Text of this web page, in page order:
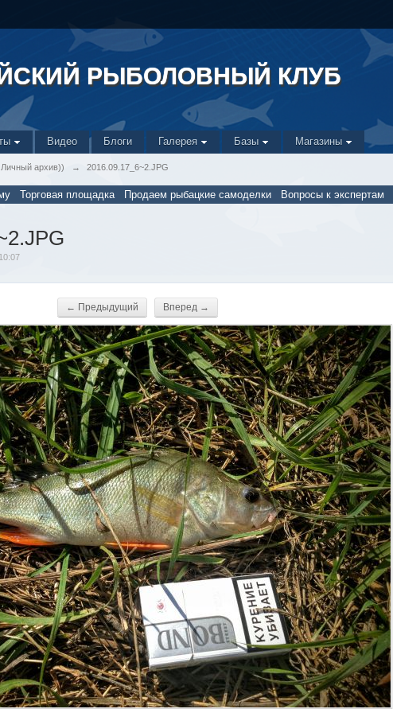
РЫБОЛОВНЫЙ КЛУБ
Видео Блоги Галерея Базы Магазины
Личный архив)) → 2016.09.17_6~2.JPG
Торговая площадка Продаем рыбацкие самоделки Вопросы к экспертам
← Предыдущий Вперед →